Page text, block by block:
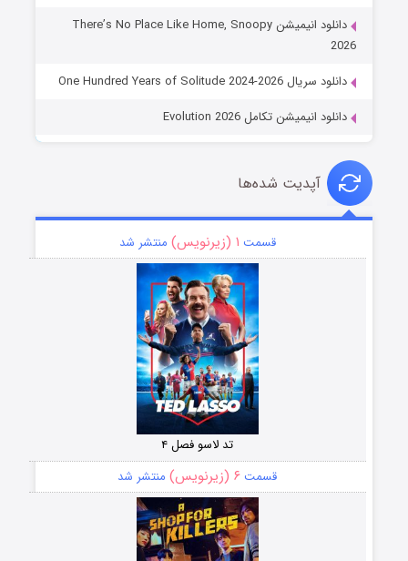
دانلود انیمیشن There’s No Place Like Home, Snoopy
2026
دانلود سریال One Hundred Years of Solitude 2024-2026
دانلود انیمیشن تکامل Evolution 2026
آپدیت شده‌ها
قسمت ۱ (زیرنویس) منتشر شد
تد لاسو فصل ۴
قسمت ۶ (زیرنویس) منتشر شد